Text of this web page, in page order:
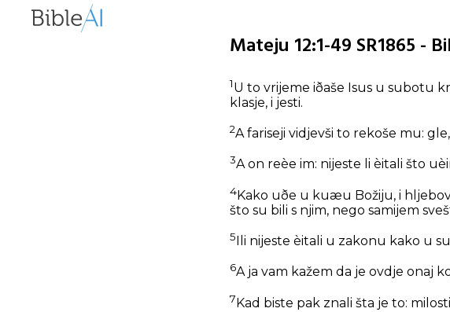
Mateju 12:1-49 SR1865 -
1U to vrijeme iðaše Isus u subotu
klasje, i jesti.
2A fariseji vidjevši to rekoše mu:
3A on reèe im: nijeste li èitali što
4Kako uðe u kuæu Božiju, i
što su bili s njim, nego samijem
5 Ili nijeste èitali u zakonu kako u
6A ja vam kažem da je ovdje onaj
7Kad biste pak znali šta je to: